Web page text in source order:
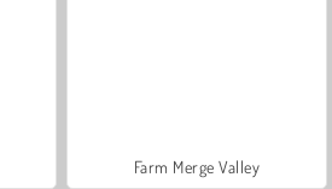
Farm Merge Valley